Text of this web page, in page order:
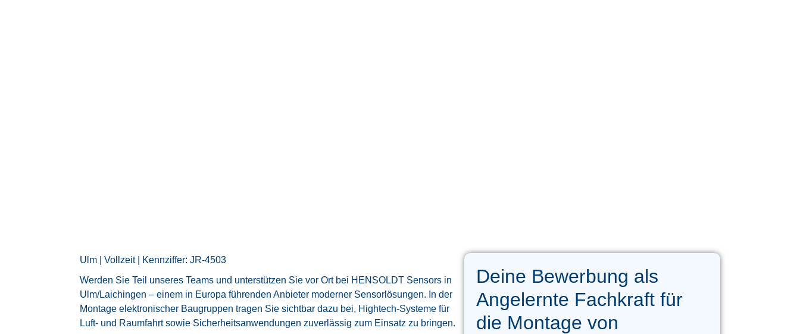
Ulm | Vollzeit | Kennziffer: JR-4503
Werden Sie Teil unseres Teams und unterstützen Sie vor Ort bei HENSOLDT Sensors in
Ulm/Laichingen – einem in Europa führenden Anbieter moderner Sensorlösungen. In der
Montage elektronischer Baugruppen tragen Sie sichtbar dazu bei, Hightech-Systeme für
Luft- und Raumfahrt sowie Sicherheitsanwendungen zuverlässig zum Einsatz zu bringen.
Deine Bewerbung als
Angelernte Fachkraft für
die Montage von